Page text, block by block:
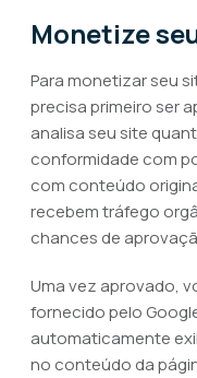
Monetize
Para monetizar seu
precisa primeiro ser
analisa seu site
conformidade com
com conteúdo
recebem tráfego
chances de
Uma vez aprovado,
fornecido pelo
automaticamente
no conteúdo da